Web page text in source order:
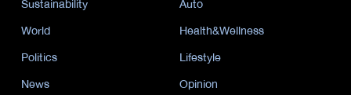
World
Health&Wellness
Politics
Lifestyle
News
Opinion